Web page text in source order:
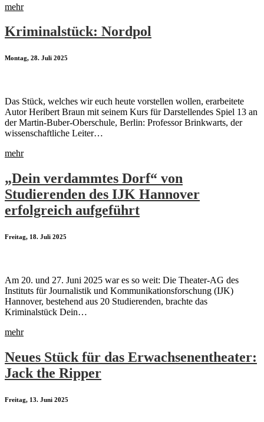
mehr
Kriminalstück: Nordpol
Montag, 28. Juli 2025
Das Stück, welches wir euch heute vorstellen wollen, erarbeitete
Autor Heribert Braun mit seinem Kurs für Darstellendes Spiel 13 an
der Martin-Buber-Oberschule, Berlin: Professor Brinkwarts, der
wissenschaftliche Leiter…
mehr
„Dein verdammtes Dorf“ von
Studierenden des IJK Hannover
erfolgreich aufgeführt
Freitag, 18. Juli 2025
Am 20. und 27. Juni 2025 war es so weit: Die Theater-AG des
Instituts für Journalistik und Kommunikationsforschung (IJK)
Hannover, bestehend aus 20 Studierenden, brachte das
Kriminalstück Dein…
mehr
Neues Stück für das Erwachsenentheater:
Jack the Ripper
Freitag, 13. Juni 2025